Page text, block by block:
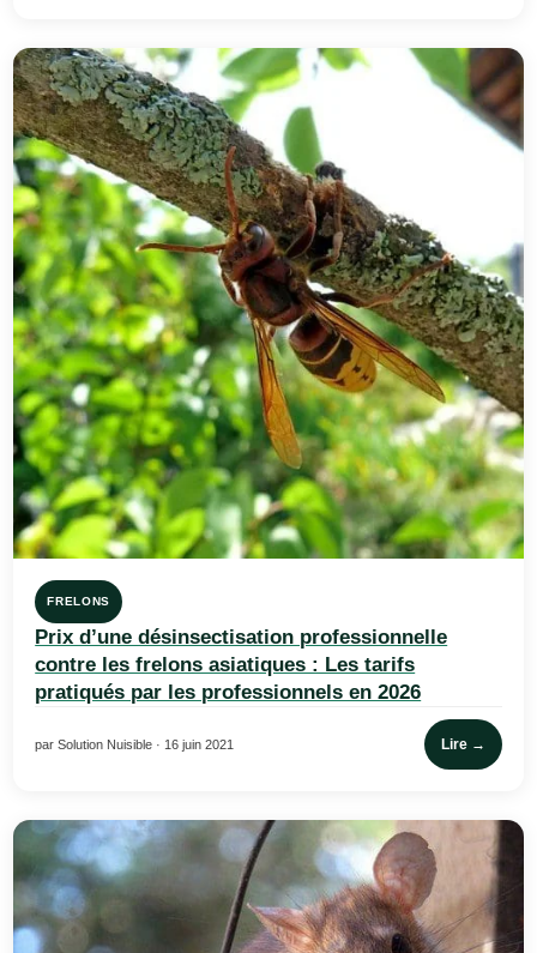
FRELONS
Prix d’une désinsectisation professionnelle
contre les frelons asiatiques : Les tarifs
pratiqués par les professionnels en 2026
par Solution Nuisible · 16 juin 2021 Lire →